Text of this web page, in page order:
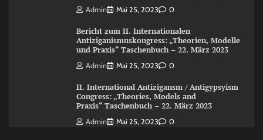
Admin Mai 25, 2023 0
Bericht zum II. Internationalen
Antiziganismuskongress: „Theorien, Modelle
und Praxis“ Taschenbuch – 22. März 2023
Admin Mai 25, 2023 0
II. International Antizigansm / Antigypsyism
Congress: „Theories, Models and
Praxis“ Taschenbuch – 22. März 2023
Admin Mai 25, 2023 0